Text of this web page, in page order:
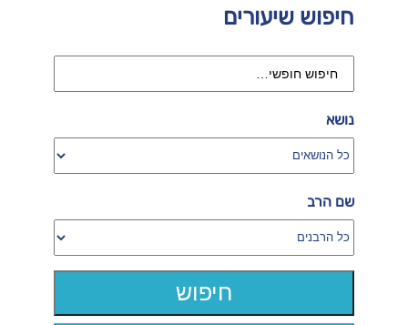
חיפוש שיעורים
נושא
שם הרב